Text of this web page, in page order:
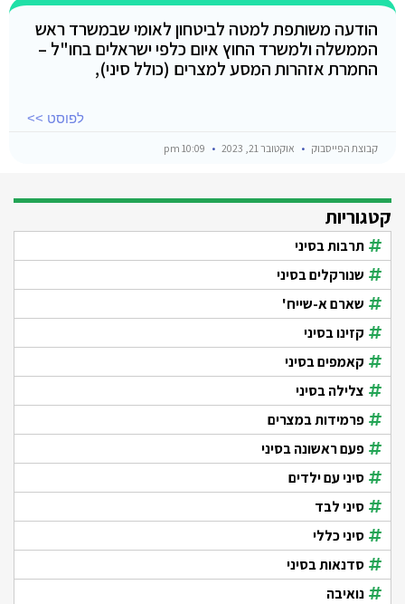
הודעה משותפת למטה לביטחון לאומי שבמשרד ראש
הממשלה ולמשרד החוץ איום כלפי ישראלים בחו"ל –
החמרת אזהרות המסע למצרים (כולל סיני),
לפוסט >>
קבוצת הפייסבוק אוקטובר 21, 2023
קטגוריות
תרבות בסיני
שנורקלים בסיני
שארם א-שייח'
קזינו בסיני
קאמפים בסיני
צלילה בסיני
פרמידות במצרים
פעם ראשונה בסיני
סיני עם ילדים
סיני לבד
סיני כללי
סדנאות בסיני
נואיבה